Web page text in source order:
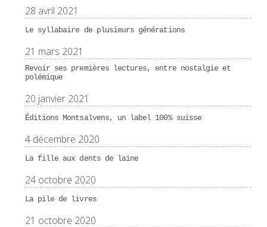
28 avril 2021
Le syllabaire de plusieurs générations
21 mars 2021
Revoir ses premières lectures, entre nostalgie et
polémique
20 janvier 2021
Éditions Montsalvens, un label 100% suisse
4 décembre 2020
La fille aux dents de laine
24 octobre 2020
La pile de livres
21 octobre 2020